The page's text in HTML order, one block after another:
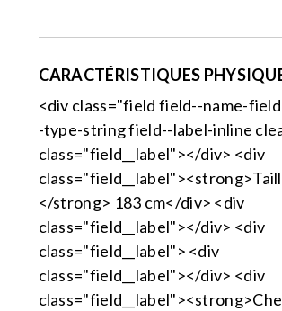
CARACTÉRISTIQUES
<div class="field field--name-
-type-string field--label-inline
class="field__label"></div> <div
</strong> 183 cm</div> <div
class="field__label"></div> <div
class="field__label"> <div
class="field__label"></div> <div